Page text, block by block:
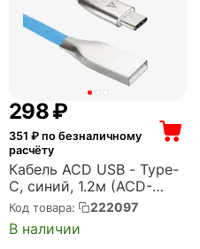
‍298‍₽
351 ₽ по безналичному
расчёту
Кабель ACD USB - Type-
C, синий, 1.2м (ACD-
U922-C2L)
Код товара: 222097
В наличии